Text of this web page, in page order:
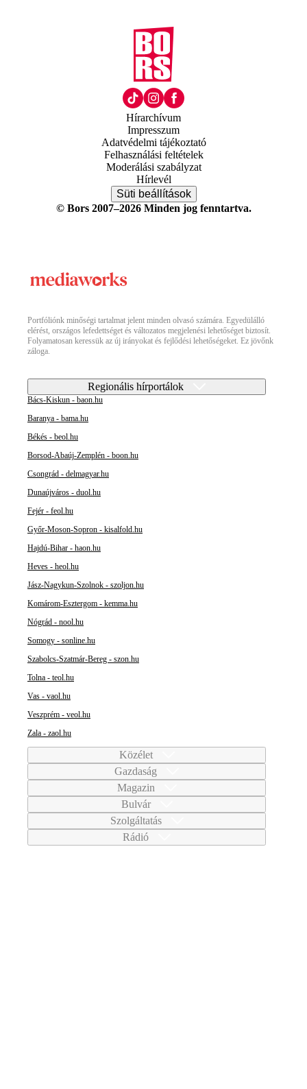
Hírarchívum
Impresszum
Adatvédelmi tájékoztató
Felhasználási feltételek
Moderálási szabályzat
Hírlevél
Süti beállítások
© Bors 2007–2026 Minden jog fenntartva.
Portfóliónk minőségi tartalmat jelent minden olvasó számára. Egyedülálló
elérést, országos lefedettséget és változatos megjelenési lehetőséget biztosít.
Folyamatosan keressük az új irányokat és fejlődési lehetőségeket. Ez jövőnk
záloga.
Regionális hírportálok
Bács-Kiskun - baon.hu
Baranya - bama.hu
Békés - beol.hu
Borsod-Abaúj-Zemplén - boon.hu
Csongrád - delmagyar.hu
Dunaújváros - duol.hu
Fejér - feol.hu
Győr-Moson-Sopron - kisalfold.hu
Hajdú-Bihar - haon.hu
Heves - heol.hu
Jász-Nagykun-Szolnok - szoljon.hu
Komárom-Esztergom - kemma.hu
Nógrád - nool.hu
Somogy - sonline.hu
Szabolcs-Szatmár-Bereg - szon.hu
Tolna - teol.hu
Vas - vaol.hu
Veszprém - veol.hu
Zala - zaol.hu
Közélet
Gazdaság
Magazin
Bulvár
Szolgáltatás
Rádió